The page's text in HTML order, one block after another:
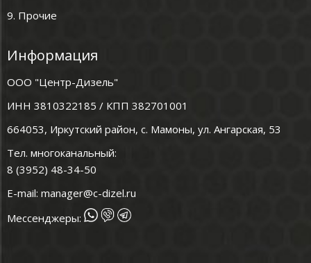
9. Прочие
Информация
ООО "Центр-Дизель"
ИНН 3810322185 / КПП 382701001
664053, Иркутский район, с. Мамоны, ул. Ангарская, 53
Тел. многоканальный:
8 (3952) 48-34-50
E-mail: manager@c-dizel.ru
Мессенджеры: